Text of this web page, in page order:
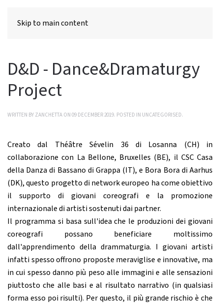
Skip to main content
D&D - Dance&Dramaturgy
Project
WRITTEN BY ZANCHETTA ON 09 DECEMBER 2019. POSTED IN UNCATEGORISED.
Creato dal Théâtre Sévelin 36 di Losanna (CH) in
collaborazione con La Bellone, Bruxelles (BE), il CSC Casa
della Danza di Bassano di Grappa (IT), e Bora Bora di Aarhus
(DK), questo progetto di network europeo ha come obiettivo
il supporto di giovani coreografi e la promozione
internazionale di artisti sostenuti dai partner.
Il programma si basa sull'idea che le produzioni dei giovani
coreografi possano beneficiare moltissimo
dall'apprendimento della drammaturgia. I giovani artisti
infatti spesso offrono proposte meraviglise e innovative, ma
in cui spesso danno più peso alle immagini e alle sensazioni
piuttosto che alle basi e al risultato narrativo (in qualsiasi
forma esso poi risulti). Per questo, il più grande rischio è che